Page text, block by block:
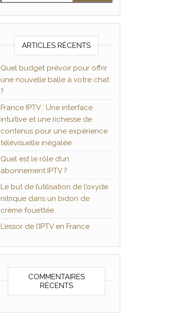
ARTICLES RÉCENTS
Quel budget prévoir pour offrir
une nouvelle balle à votre chat
?
France IPTV : Une interface
intuitive et une richesse de
contenus pour une expérience
télévisuelle inégalée
Quel est le rôle d’un
abonnement IPTV ?
Le but de l’utilisation de l’oxyde
nitrique dans un bidon de
crème fouettée
L’essor de l’IPTV en France
COMMENTAIRES
RÉCENTS